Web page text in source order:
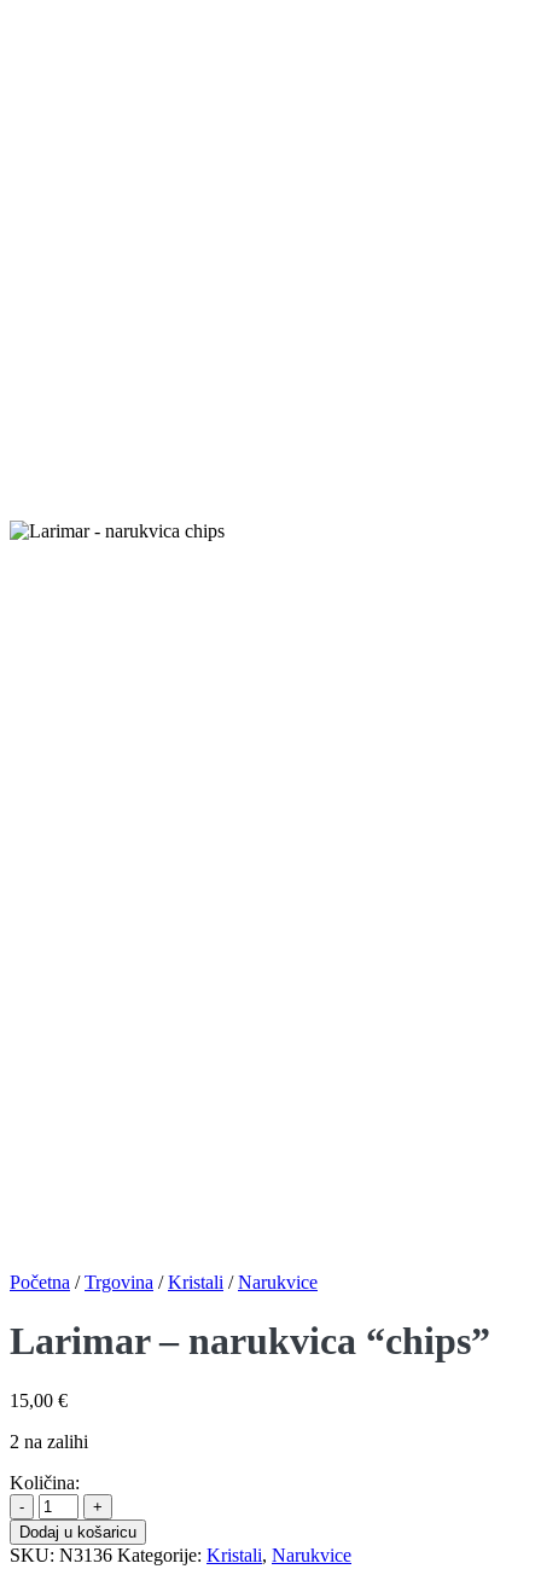
Početna / Trgovina / Kristali / Narukvice
Larimar – narukvica “chips”
15,00 €
2 na zalihi
Količina:
Larimar
-
narukvica
Dodaj u košaricu
SKU: N3136 Kategorije: Kristali, Narukvice